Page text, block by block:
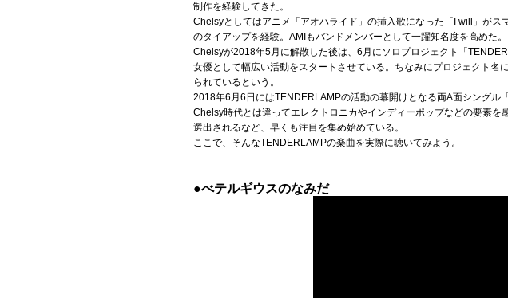
制作を経験してきた。
Chelsyとしてはアニメ「アオハライド」の挿入歌になった「I will」が
のタイアップを経験。AMIもバンドメンバーとして一躍知名度を高めた。
Chelsyが2018年5月に解散した後は、6月にソロプロジェクト「
女優として幅広い活動をスタートさせている。ちなみにプロジェクト
られているという。
2018年6月6日にはTENDERLAMPの活動の幕開けとなる両A面シング
Chelsy時代とは違ってエレクトロニカやインディーポップなどの要素
選出されるなど、早くも注目を集め始めている。
ここで、そんなTENDERLAMPの楽曲を実際に聴いてみよう。
●べテルギウスのなみだ